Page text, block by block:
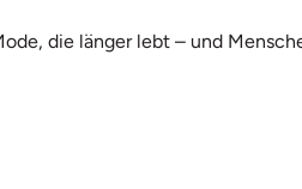
die länger lebt – und